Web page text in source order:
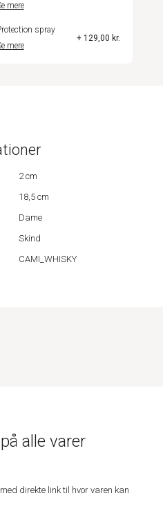
mere
spray
mere
+ 129,00 kr.
2 cm
18,5 cm
Dame
Skind
CAMI_WHISKY
alle varer
direkte link til hvor varen kan